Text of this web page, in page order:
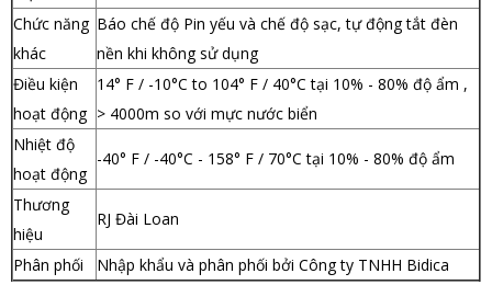
Chức năng
khác
Báo chế độ Pin yếu và chế độ sạc, tự động tắt đèn
nền khi không sử dụng
Điều kiện
hoạt động
14° F / -10°C to 104° F / 40°C tại 10% - 80% độ ẩm ,
> 4000m so với mực nước biển
Nhiệt độ
hoạt động
-40° F / -40°C - 158° F / 70°C tại 10% - 80% độ ẩm
Thương
hiệu
RJ Đài Loan
Phân phối Nhập khẩu và phân phối bởi Công ty TNHH Bidica